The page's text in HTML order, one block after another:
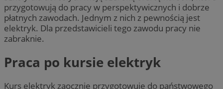
przygotowują do pracy w perspektywicznych i dobrze
płatnych zawodach. Jednym z nich z pewnością jest
elektryk. Dla przedstawicieli tego zawodu pracy nie
zabraknie.
Praca po kursie elektryk
Kurs elektryk zaocznie przygotowuje do państwowego